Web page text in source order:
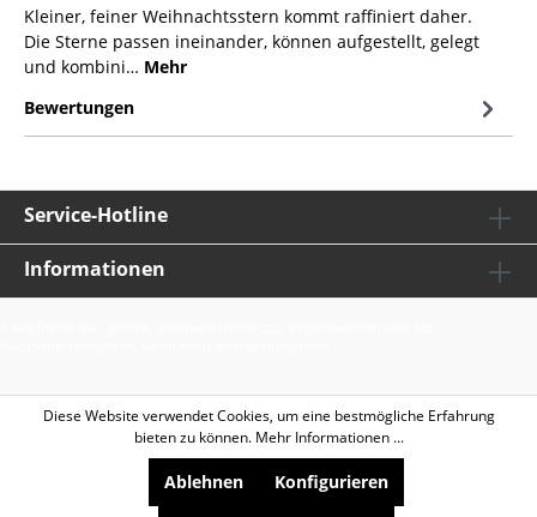
Kleiner, feiner Weihnachtsstern kommt raffiniert daher.
Die Sterne passen ineinander, können aufgestellt, gelegt
und kombini… Mehr
Bewertungen
Service-Hotline
Informationen
Diese Website verwendet Cookies, um eine bestmögliche Erfahrung
bieten zu können. Mehr Informationen ...
Ablehnen Konfigurieren